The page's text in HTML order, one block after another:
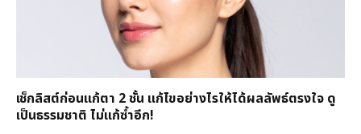
เช็กลิสต์ก่อนแก้ตา 2 ชั้น แก้ไขอย่างไรให้ได้ผลลัพธ์ตรงใจ ดู
เป็นธรรมชาติ ไม่แก้ซ้ำอีก!